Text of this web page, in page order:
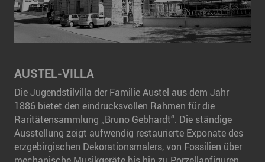
AUSTEL-VILLA
Die Jugendstilvilla der Familie Austel aus dem Jahr
1886 bietet den eindrucksvollen Rahmen für die
Raritätensammlung „Bruno Gebhardt“. Die ständige
Ausstellung zeigt aufwendig restaurierte Exponate des
erzgebirgischen Dekorationsmalers, von Fossilien über